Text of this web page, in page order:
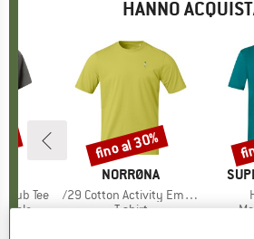
HANNO
Tee
MARCHIO
NORRØNA
Articolo
/29 Cotton Activity Embroidery
Gruppo di prodotti
T-shirt
Sconto
fino al 30%